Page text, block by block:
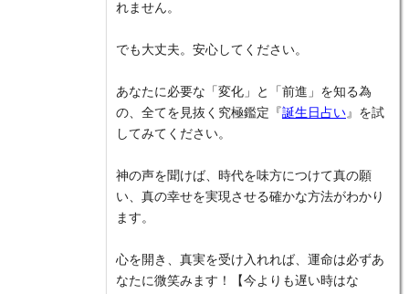
れません。
でも大丈夫。安心してください。
あなたに必要な「変化」と「前進」を知る為
の、全てを見抜く究極鑑定『誕生日占い 』を試
してみてください。
神の声を聞けば、時代を味方につけて真の願
い、真の幸せを実現させる確かな方法がわかり
ます。
心を開き、真実を受け入れれば、運命は必ずあ
なたに微笑みます！【今よりも遅い時はな